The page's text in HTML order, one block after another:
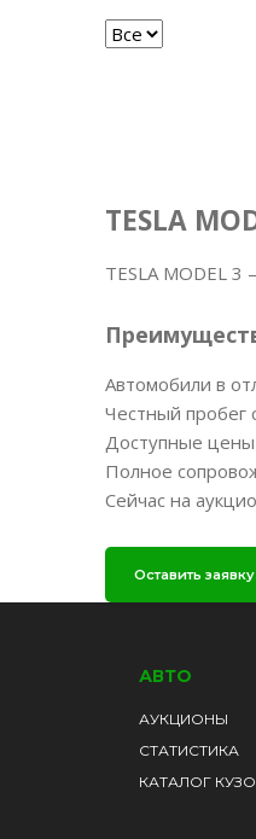
TESLA
TESLA MODEL
Автомобили в
Честный пробег
Доступные цены
Полное
Сейчас на
Оставить
АВТО
АУКЦИОНЫ
СТАТИСТИКА
КАТАЛОГ